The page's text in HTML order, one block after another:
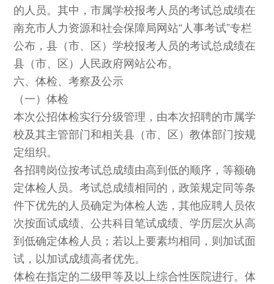
的人员。其中，市属学校报考人员的考试总成绩在
南充市人力资源和社会保障局网站“人事考试”专栏
公布，县（市、区）学校报考人员的考试总成绩在
县（市、区）人民政府网站公布。
六、体检、考察及公示
（一）体检
本次公招体检实行分级管理，由本次招聘的市属学
校及其主管部门和相关县（市、区）教体部门按规
定组织。
各招聘岗位按考试总成绩由高到低的顺序，等额确
定体检人员。考试总成绩相同的，政策规定同等条
件下优先的人员确定为体检人选，其他应聘人员依
次按面试成绩、公共科目笔试成绩、学历层次从高
到低确定体检人员；若以上要素均相同，则加试面
试，以加试成绩高者优先。
体检在指定的二级甲等及以上综合性医院进行。体